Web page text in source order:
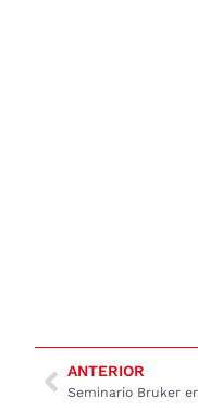
ANTERIOR